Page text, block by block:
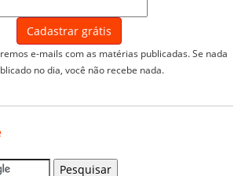
e-mails com as matérias publicadas. Se nada
no dia, você não recebe nada.